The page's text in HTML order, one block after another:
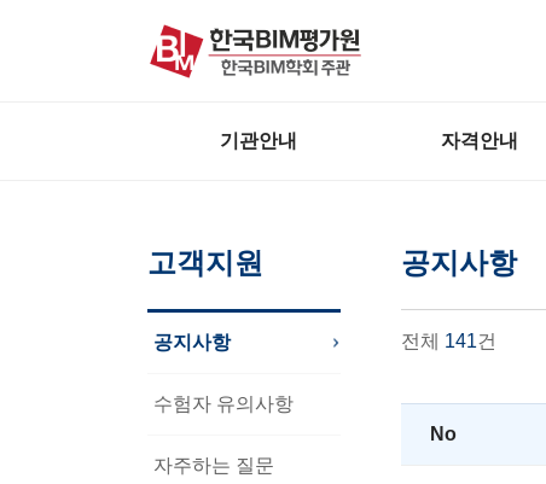
기관안내 자격안내
고객지원
공지사항
수험자 유의사항
자주하는 질문
공지사항
전체 141건
No